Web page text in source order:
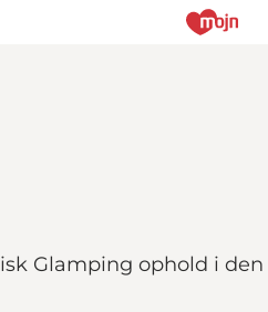
Glamping ophold i